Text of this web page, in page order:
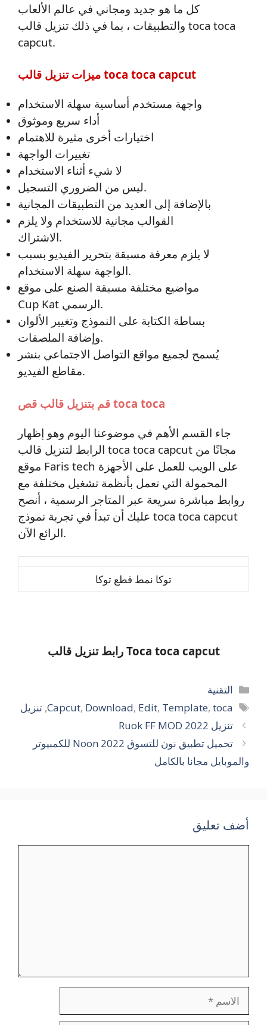
كل ما هو جديد ومجاني في عالم الألعاب
والتطبيقات ، بما في ذلك تنزيل قالب toca toca
capcut.
ميزات تنزيل قالب toca toca capcut
واجهة مستخدم أساسية سهلة الاستخدام
أداء سريع وموثوق
اختيارات أخرى مثيرة للاهتمام
تغييرات الواجهة
لا شيء أثناء الاستخدام
ليس من الضروري التسجيل.
بالإضافة إلى العديد من التطبيقات المجانية
القوالب مجانية للاستخدام ولا يلزم
الاشتراك.
لا يلزم معرفة مسبقة بتحرير الفيديو بسبب
الواجهة سهلة الاستخدام.
مواضيع مختلفة مسبقة الصنع على موقع
Cup Kat الرسمي.
بساطة الكتابة على النموذج وتغيير الألوان
وإضافة الملصقات.
يُسمح لجميع مواقع التواصل الاجتماعي بنشر
مقاطع الفيديو.
قم بتنزيل قالب قص toca toca
جاء القسم الأهم في موضوعنا اليوم وهو إظهار
الرابط لتنزيل قالب toca toca capcut مجانًا من
موقع Faris tech على الويب للعمل على الأجهزة
المحمولة التي تعمل بأنظمة تشغيل مختلفة مع
روابط مباشرة سريعة عبر المتاجر الرسمية ، أنصح
عليك أن تبدأ في تجربة نموذج toca toca capcut
الرائع الآن.
توكا نمط قطع توكا
رابط تنزيل قالب Toca toca capcut
التصنيفات
التقنية
الوسوم
Capcut, Download, Edit, Template, toca
,تنزيل
تنزيل Ruok FF MOD 2022
تحميل تطبيق نون للتسوق 2022 Noon للكمبيوتر
والموبايل مجانا بالكامل
أضف تعليق
الاسم